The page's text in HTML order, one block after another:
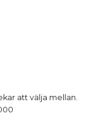
att välja mellan.